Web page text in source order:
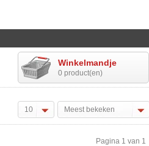
Winkelmandje
0 product(en)
10 Meest bekeken
Pagina 1 van 1